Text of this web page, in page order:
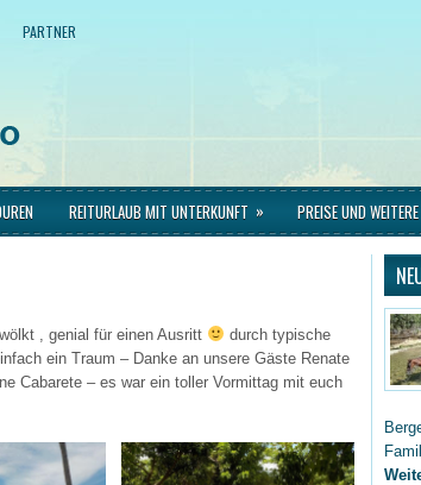
PARTNER
REITURLAUB MIT UNTERKUNFT » PREISE UND
, genial für einen Ausritt
durch typische
ein Traum – Danke an unsere Gäste Renate
Cabarete – es war ein toller Vormittag mit euch